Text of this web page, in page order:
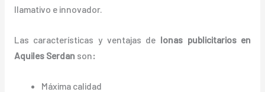
llamativo e innovador.
Las características y ventajas de lonaspublicitariosen
Aquiles Serdan son:
Máxima calidad